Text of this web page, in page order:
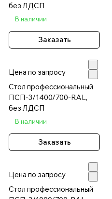
без ЛДСП
В наличии
Заказать
Цена по запросу
Стол профессиональный
ПСП-3/1400/700-RAL,
без ЛДСП
В наличии
Заказать
Цена по запросу
Стол профессиональный